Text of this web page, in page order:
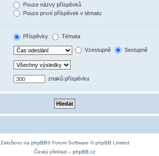
Pouze názvy příspěvků
Pouze první příspěvek v tématu
Příspěvky Témata
Vzestupně Sestupně
znaků příspěvku
Založeno na phpBB® Forum Software © phpBB Limited
Český překlad – phpBB.cz